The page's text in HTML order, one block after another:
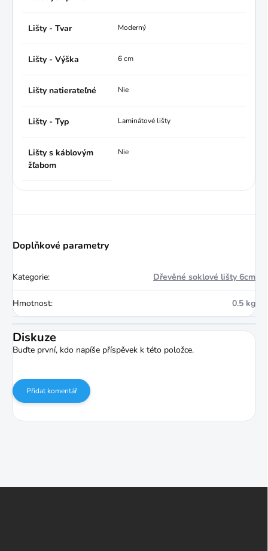
Lišty - Tvar Moderný
Lišty - Výška 6 cm
Lišty natierateľné Nie
Lišty - Typ Laminátové lišty
Lišty s káblovým
žľabom
Nie
Doplňkové parametry
Kategorie: Dřevěné soklové lišty 6cm
Hmotnost: 0.5 kg
Diskuze
Buďte první, kdo napíše příspěvek k této položce.
Přidat komentář
Z